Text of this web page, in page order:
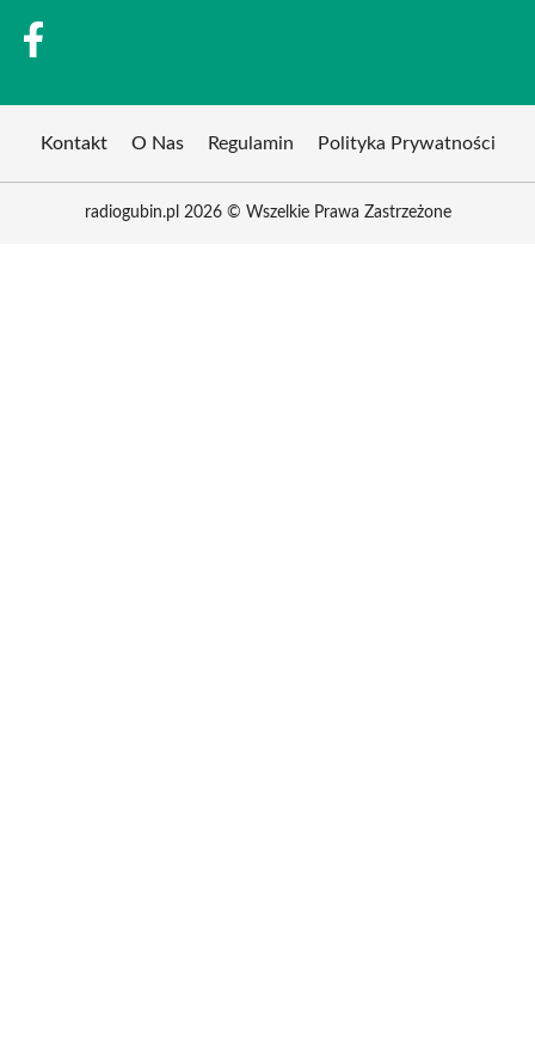
Kontakt O Nas Regulamin Polityka Prywatności
radiogubin.pl 2026 © Wszelkie Prawa Zastrzeżone